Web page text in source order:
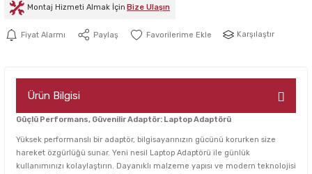
Montaj Hizmeti Almak İçin Bize Ulaşın
Fiyat Alarmı Paylaş Karşılaştır
Ürün Bilgisi
Güçlü Performans, Güvenilir Adaptör: Laptop Adaptörü
Yüksek performanslı bir adaptör, bilgisayarınızın gücünü korurken size
hareket özgürlüğü sunar. Yeni nesil Laptop Adaptörü ile günlük
kullanımınızı kolaylaştırın. Dayanıklı malzeme yapısı ve modern teknolojisi